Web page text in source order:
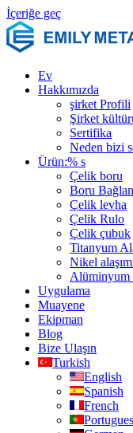
İçeriğe geç
Ev
Hakkımızda
şirket Profili
Şirket
Sertifika
Neden bizi
Ürün:% s
Çelik boru
Boru
Çelik levha
Çelik Rulo
Çelik çubuk
Titanyum
Nikel
Alüminyum
Uygulama
Muayene
Ekipman
Blog
Bize Ulaşın
Turkish
English
Spanish
French